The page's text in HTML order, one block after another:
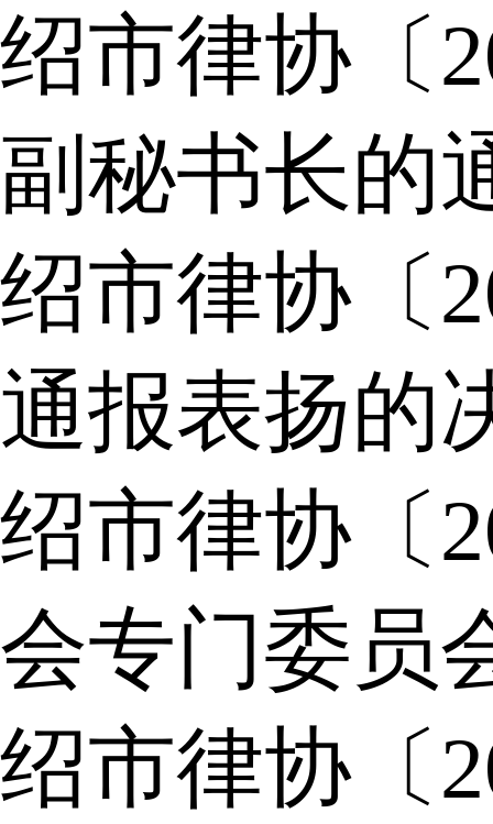
绍市律协〔
副秘书长的
绍市律协〔
通报表扬的
绍市律协〔
会专门委员
绍市律协〔